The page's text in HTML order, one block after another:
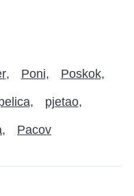
Poni Poskok
pjetao
Pacov